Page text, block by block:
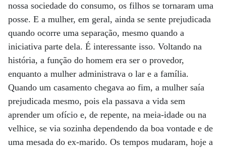
nossa sociedade do consumo, os filhos se tornaram uma
posse. E a mulher, em geral, ainda se sente prejudicada
quando ocorre uma separação, mesmo quando a
iniciativa parte dela. É interessante isso. Voltando na
história, a função do homem era ser o provedor,
enquanto a mulher administrava o lar e a família.
Quando um casamento chegava ao fim, a mulher saía
prejudicada mesmo, pois ela passava a vida sem
aprender um ofício e, de repente, na meia-idade ou na
velhice, se via sozinha dependendo da boa vontade e de
uma mesada do ex-marido. Os tempos mudaram, hoje a